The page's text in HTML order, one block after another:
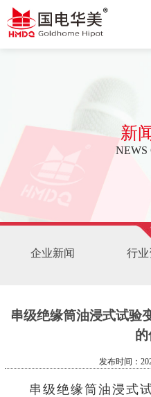
新
NEWS
企业新闻 行
串级绝缘筒油浸式试验
的
发布时间：
串级绝缘筒油浸式